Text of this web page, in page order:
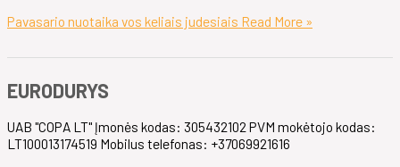
Pavasario nuotaika vos keliais judesiais Read More »
EURODURYS
UAB "COPA LT" Įmonės kodas: 305432102 PVM mokėtojo kodas:
LT100013174519 Mobilus telefonas: +37069921616